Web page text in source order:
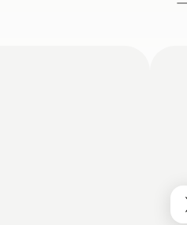
en ouvrant simplement